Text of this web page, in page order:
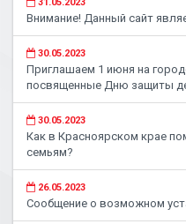
Внимание! Данный сайт
30.05.2023
Приглашаем 1 июня на
посвященные Дню защиты
30.05.2023
Как в Красноярском крае
семьям?
26.05.2023
Сообщение о возможном